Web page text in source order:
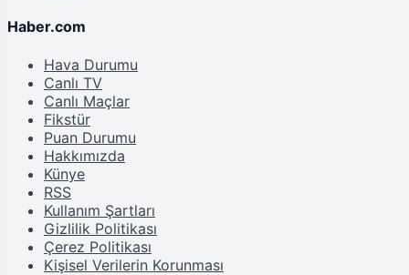
Haber.com
Hava Durumu
Canlı TV
Canlı Maçlar
Fikstür
Puan Durumu
Hakkımızda
Künye
RSS
Kullanım Şartları
Gizlilik Politikası
Çerez Politikası
Kişisel Verilerin Korunması